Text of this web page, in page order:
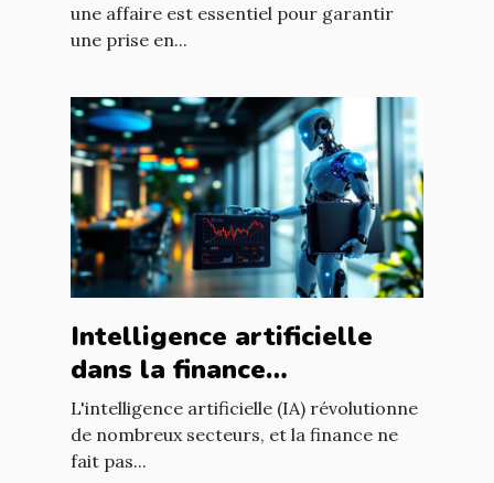
une affaire est essentiel pour garantir
une prise en...
Intelligence artificielle
dans la finance
opportunités de
croissance et
réglementation
L'intelligence artificielle (IA) révolutionne
de nombreux secteurs, et la finance ne
fait pas...